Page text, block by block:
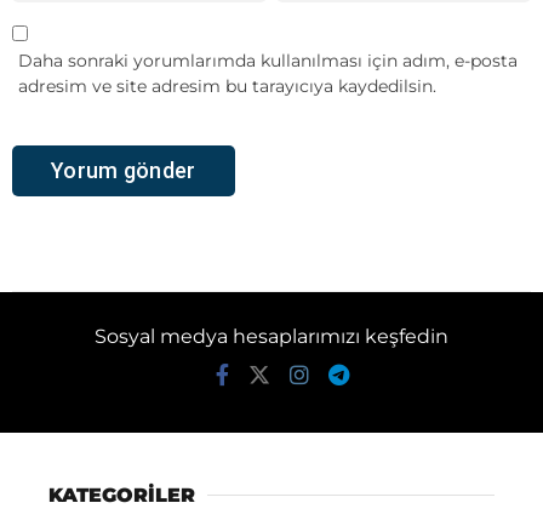
Daha sonraki yorumlarımda kullanılması için adım, e-posta
adresim ve site adresim bu tarayıcıya kaydedilsin.
Sosyal medya hesaplarımızı keşfedin
KATEGORİLER